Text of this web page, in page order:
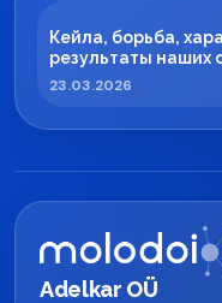
Кейла, борьба,
результаты наших
23.03.2026
Adelkar OÜ